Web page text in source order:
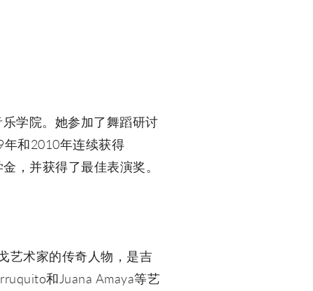
学院。她参加了舞蹈研讨
年和2010年连续获得
，并获得了最佳表演奖。
艺术家的传奇人物，是吉
和Juana Amaya等艺